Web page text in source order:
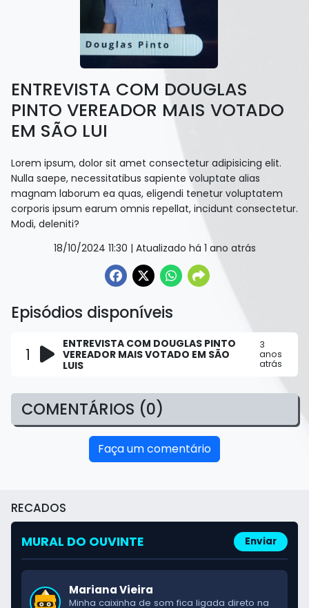
ENTREVISTA COM DOUGLAS
PINTO VEREADOR MAIS VOTADO
EM SÃO LUI
Lorem ipsum, dolor sit amet consectetur adipisicing elit.
Nulla saepe, necessitatibus sapiente voluptate alias
magnam laborum ea quas, eligendi tenetur voluptatem
corporis ipsum earum omnis repellat, incidunt consectetur.
Modi, deleniti?
18/10/2024 11:30 | Atualizado há 1 ano atrás
Episódios disponíveis
1
ENTREVISTA COM DOUGLAS PINTO
VEREADOR MAIS VOTADO EM SÃO
LUIS
3
anos
atrás
COMENTÁRIOS (0)
Faça um comentário
RECADOS
MURAL DO OUVINTE Enviar
Cleiton Borges
A "SUA RÁDIO" é o som da nossa terra! Ligo o
rádio logo cedo!
Mariana Vieira
Minha caixinha de som fica ligada direto na